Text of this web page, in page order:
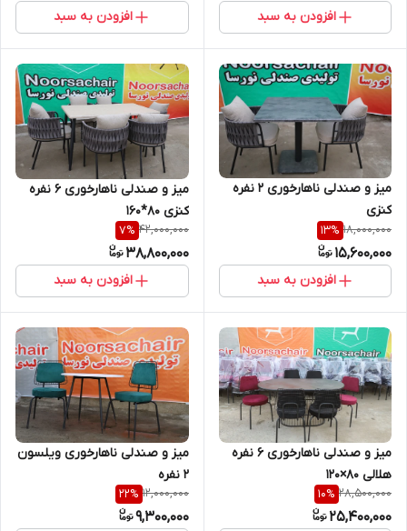
افزودن به سبد افزودن به سبد
میز و صندلی ناهارخوری 2 نفره
کنزی
18,000,000
13%
15,600,000
افزودن به سبد
میز و صندلی ناهارخوری 6 نفره
کنزی 80*160
42,000,000
7%
38,800,000
افزودن به سبد
میز و صندلی ناهارخوری ۶ نفره
هلالی ۸۰×۱۲۰
28,500,000
10%
25,400,000
میز و صندلی ناهارخوری ویلسون
2 نفره
12,000,000
22%
9,300,000